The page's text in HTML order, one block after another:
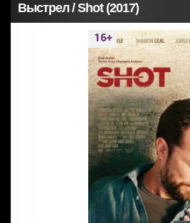
Выстрел / Shot (2017)